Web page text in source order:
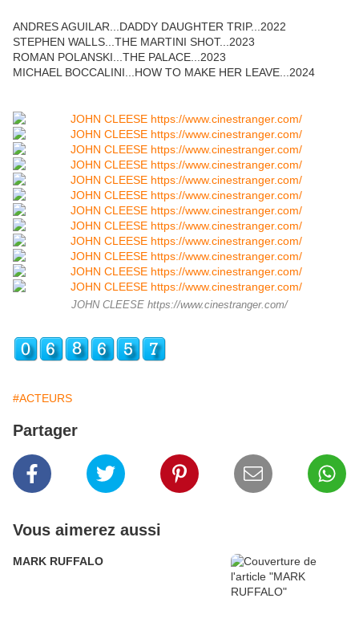
ANDRES AGUILAR...DADDY DAUGHTER TRIP...2022
STEPHEN WALLS...THE MARTINI SHOT...2023
ROMAN POLANSKI...THE PALACE...2023
MICHAEL BOCCALINI...HOW TO MAKE HER LEAVE...2024
JOHN CLEESE https://www.cinestranger.com/
#ACTEURS
Partager
Vous aimerez aussi
MARK RUFFALO